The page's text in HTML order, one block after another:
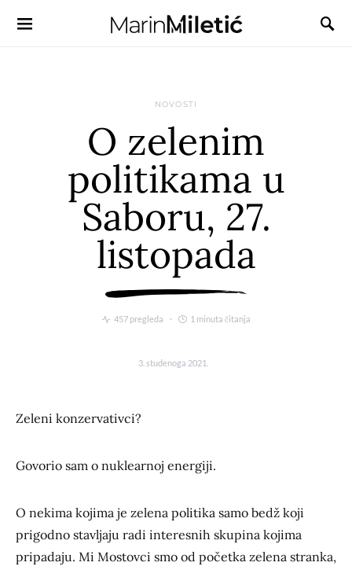
NOVOSTI
O zelenim
politikama u
Saboru, 27.
listopada
457 pregleda 1 minuta čitanja
3. studenoga 2021.
Zeleni konzervativci?
Govorio sam o nuklearnoj energiji.
O nekima kojima je zelena politika samo bedž koji
prigodno stavljaju radi interesnih skupina kojima
pripadaju. Mi Mostovci smo od početka zelena stranka,